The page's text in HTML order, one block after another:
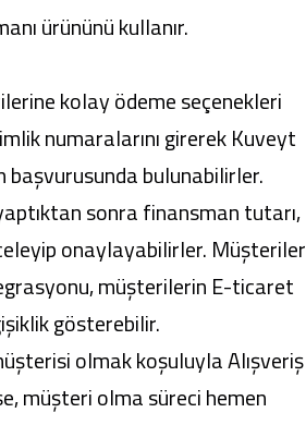
ürününü kullanır.
kolay ödeme seçenekleri
numaralarını girerek Kuveyt
bulunabilirler.
sonra finansman tutarı,
onaylayabilirler. Müşteriler
müşterilerin E-ticaret
gösterebilir.
olmak koşuluyla Alışveriş
müşteri olma süreci hemen